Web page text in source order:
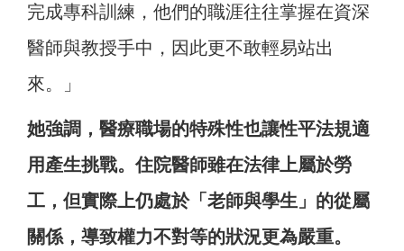
完成專科訓練，他們的職涯往往掌握在資深
醫師與教授手中，因此更不敢輕易站出
來。」
她強調，醫療職場的特殊性也讓性平法規適
用產生挑戰。住院醫師雖在法律上屬於勞
工，但實際上仍處於「老師與學生」的從屬
關係，導致權力不對等的狀況更為嚴重。